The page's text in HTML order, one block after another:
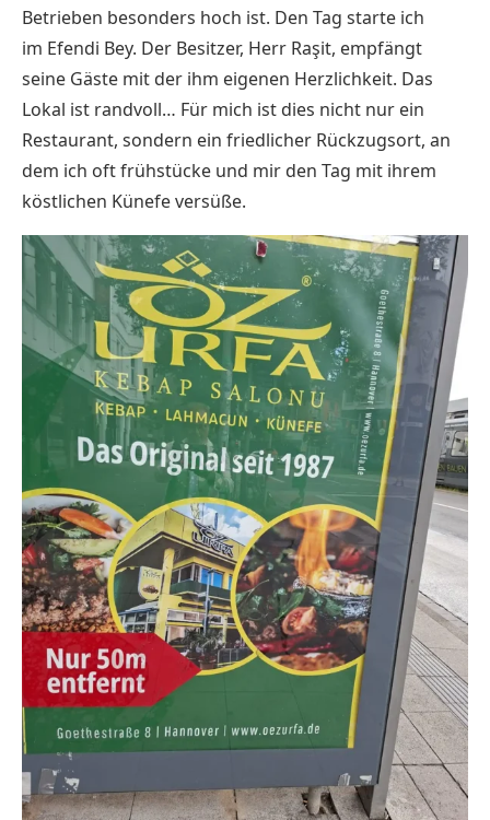
Betrieben besonders hoch ist. Den Tag starte ich
im Efendi Bey. Der Besitzer, Herr Raşit, empfängt
seine Gäste mit der ihm eigenen Herzlichkeit. Das
Lokal ist randvoll… Für mich ist dies nicht nur ein
Restaurant, sondern ein friedlicher Rückzugsort, an
dem ich oft frühstücke und mir den Tag mit ihrem
köstlichen Künefe versüße.